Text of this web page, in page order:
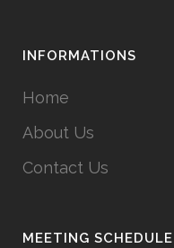
INFORMATIONS
Home
About Us
Contact Us
MEETING SCHEDULE